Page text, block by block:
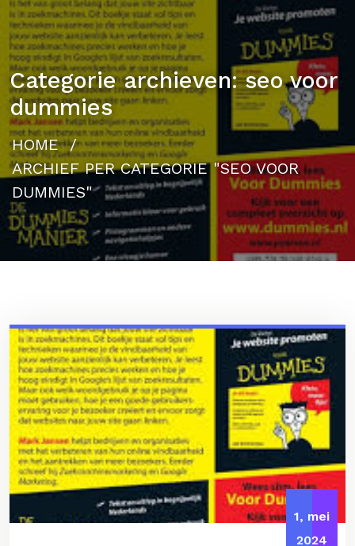
Categorie archieven: seo voor
dummies
HOME/
ARCHIEF PER CATEGORIE "SEO VOOR
DUMMIES"
1, mei
2024